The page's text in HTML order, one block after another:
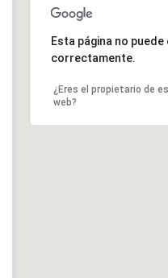
Esta página no
correctamente.
¿Eres el propietario de
web?